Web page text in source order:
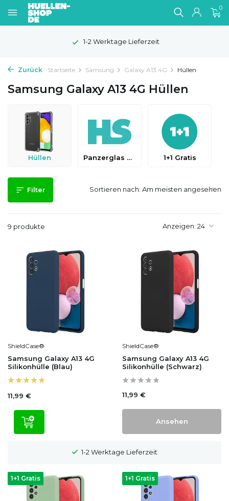
0
1-2 Werktage Lieferzeit
Zurück Startseite Samsung Galaxy A13 4G Hüllen
Samsung Galaxy A13 4G Hüllen
Hüllen Panzerglas & Schutzfolien 1+1 Gratis
Filter
9 produkte Anzeigen:
Sortieren nach:
ShieldCase®
Samsung Galaxy A13 4G
Silikonhülle (Blau)
11,99 €
ShieldCase®
Samsung Galaxy A13 4G
Silikonhülle (Schwarz)
11,99 €
Ansehen
1-2 Werktage Lieferzeit
1+1 Gratis 1+1 Gratis